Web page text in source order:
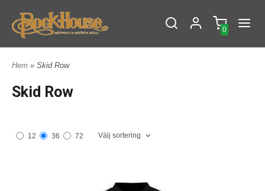
0
Hem » Skid Row
Skid Row
12 36 72 Välj sortering